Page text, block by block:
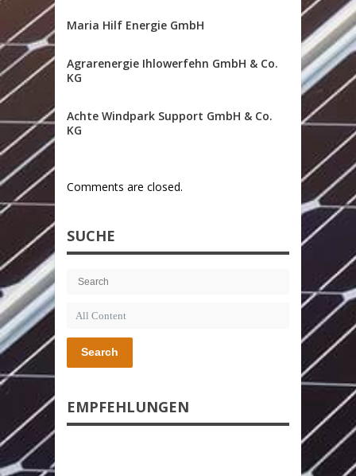
Maria Hilf Energie GmbH
Agrarenergie Ihlowerfehn GmbH & Co.
KG
Achte Windpark Support GmbH & Co.
KG
Comments are closed.
SUCHE
Search
EMPFEHLUNGEN